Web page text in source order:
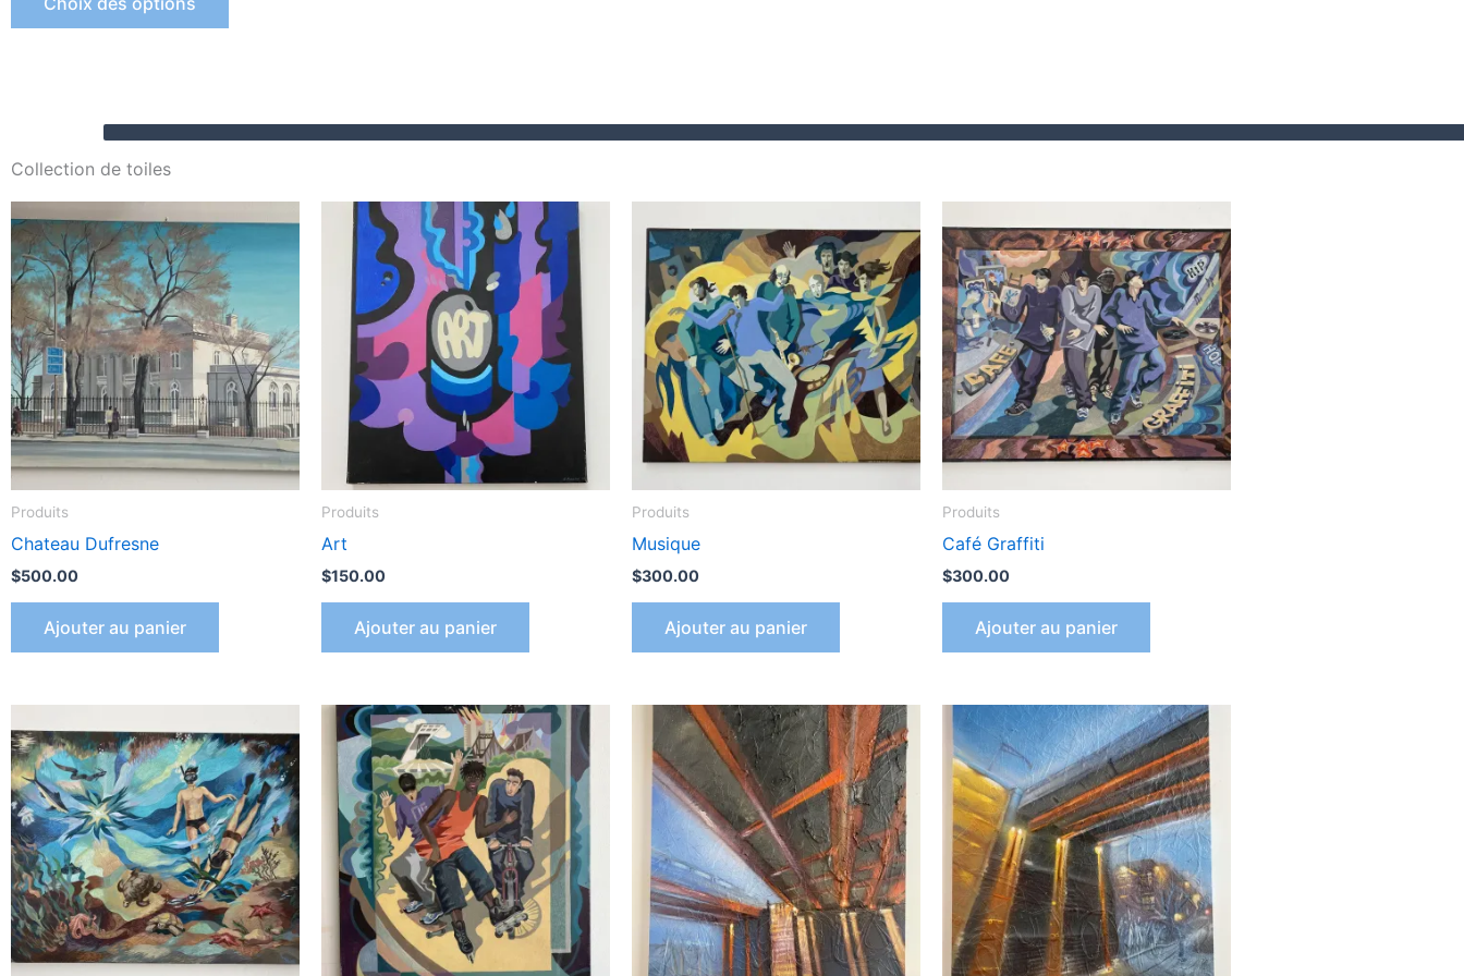
Collection de toiles
Produits
Chateau Dufresne
$500.00
Ajouter au panier
Produits
Art
$150.00
Ajouter au panier
Produits
Musique
$300.00
Ajouter au panier
Produits
Café Graffiti
$300.00
Ajouter au panier